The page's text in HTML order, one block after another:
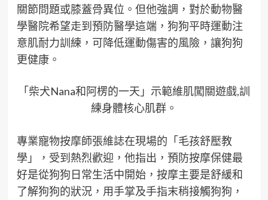
關節問題或膝蓋骨異位。但他強調，對於動物醫
學醫院希望走到預防醫學這端，狗狗平時運動注
意肌耐力訓練，可降低運動傷害的風險，讓狗狗
更健康。
「柴犬Nana和阿楞的一天」示範維肌闖關遊戲,訓
練身體核心肌群。
專業寵物按摩師張維誌在現場的「毛孩舒壓教
學」，受到熱烈歡迎，他指出，預防按摩保健最
好是從狗狗日常生活中開始，按摩主要是舒緩和
了解狗狗的狀況，用手掌及手指末稍接觸狗狗，